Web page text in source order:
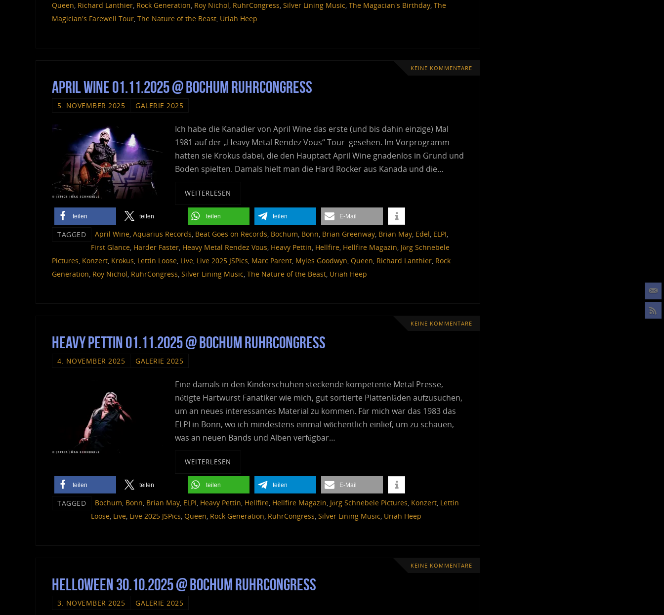
Queen, Richard Lanthier, Rock Generation, Roy Nichol, RuhrCongress, Silver Lining Music, The Magacian's Birthday, The
Magician's Farewell Tour, The Nature of the Beast, Uriah Heep
KEINE KOMMENTARE
April Wine 01.11.2025 @ Bochum RuhrCongress
5. NOVEMBER 2025 GALERIE 2025
Ich habe die Kanadier von April Wine das erste (und bis dahin einzige) Mal
1981 auf der „Heavy Metal Rendez Vous“ Tour gesehen. Im Vorprogramm
hatten sie Krokus dabei, die den Hauptact April Wine gnadenlos in Grund und
Boden spielten. Damals hielt man die Hard Rocker aus Kanada und die…
WEITERLESEN
teilen teilen teilen teilen E-Mail
TAGGED April Wine, Aquarius Records, Beat Goes on Records, Bochum, Bonn, Brian Greenway, Brian May, Edel, ELPI,
First Glance, Harder Faster, Heavy Metal Rendez Vous, Heavy Pettin, Hellfire, Hellfire Magazin, Jörg Schnebele
Pictures, Konzert, Krokus, Lettin Loose, Live, Live 2025 JSPics, Marc Parent, Myles Goodwyn, Queen, Richard Lanthier, Rock
Generation, Roy Nichol, RuhrCongress, Silver Lining Music, The Nature of the Beast, Uriah Heep
KEINE KOMMENTARE
Heavy Pettin 01.11.2025 @ Bochum RuhrCongress
4. NOVEMBER 2025 GALERIE 2025
Eine damals in den Kinderschuhen steckende kompetente Metal Presse,
nötigte Hartwurst Fanatiker wie mich, gut sortierte Plattenläden aufzusuchen,
um an neues interessantes Material zu kommen. Für mich war das 1983 das
ELPI in Bonn, wo ich mindestens einmal wöchentlich einlief, um zu schauen,
was an neuen Bands und Alben verfügbar…
WEITERLESEN
teilen teilen teilen teilen E-Mail
TAGGED Bochum, Bonn, Brian May, ELPI, Heavy Pettin, Hellfire, Hellfire Magazin, Jörg Schnebele Pictures, Konzert, Lettin
Loose, Live, Live 2025 JSPics, Queen, Rock Generation, RuhrCongress, Silver Lining Music, Uriah Heep
KEINE KOMMENTARE
Helloween 30.10.2025 @ Bochum RuhrCongress
3. NOVEMBER 2025 GALERIE 2025